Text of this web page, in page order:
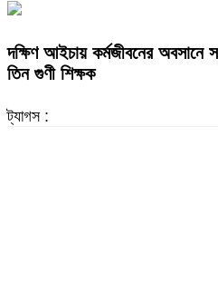
দক্ষিণ আইচায় কর্মজীবনের অবসানে
তিন গুণী শিক্ষক
ট্যাগস :